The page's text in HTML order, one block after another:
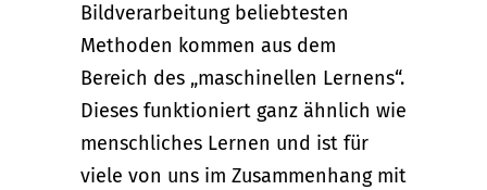
Bildverarbeitung beliebtesten
Methoden kommen aus dem
Bereich des „maschinellen Lernens“.
Dieses funktioniert ganz ähnlich wie
menschliches Lernen und ist für
viele von uns im Zusammenhang mit